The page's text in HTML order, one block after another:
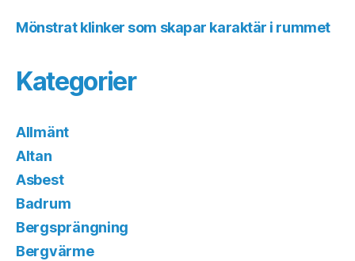
Mönstrat klinker som skapar karaktär i rummet
Kategorier
Allmänt
Altan
Asbest
Badrum
Bergsprängning
Bergvärme